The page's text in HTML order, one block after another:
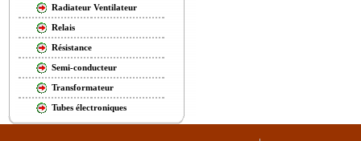
Radiateur Ventilateur
Relais
Résistance
Semi-conducteur
Transformateur
Tubes électroniques